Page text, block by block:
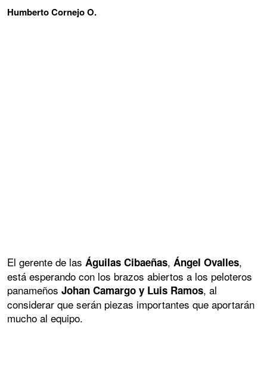
Humberto Cornejo O.
El gerente de las Águilas Cibaeñas, Ángel Ovalles,
está esperando con los brazos abiertos a los peloteros
panameños Johan Camargo y Luis Ramos, al
considerar que serán piezas importantes que aportarán
mucho al equipo.